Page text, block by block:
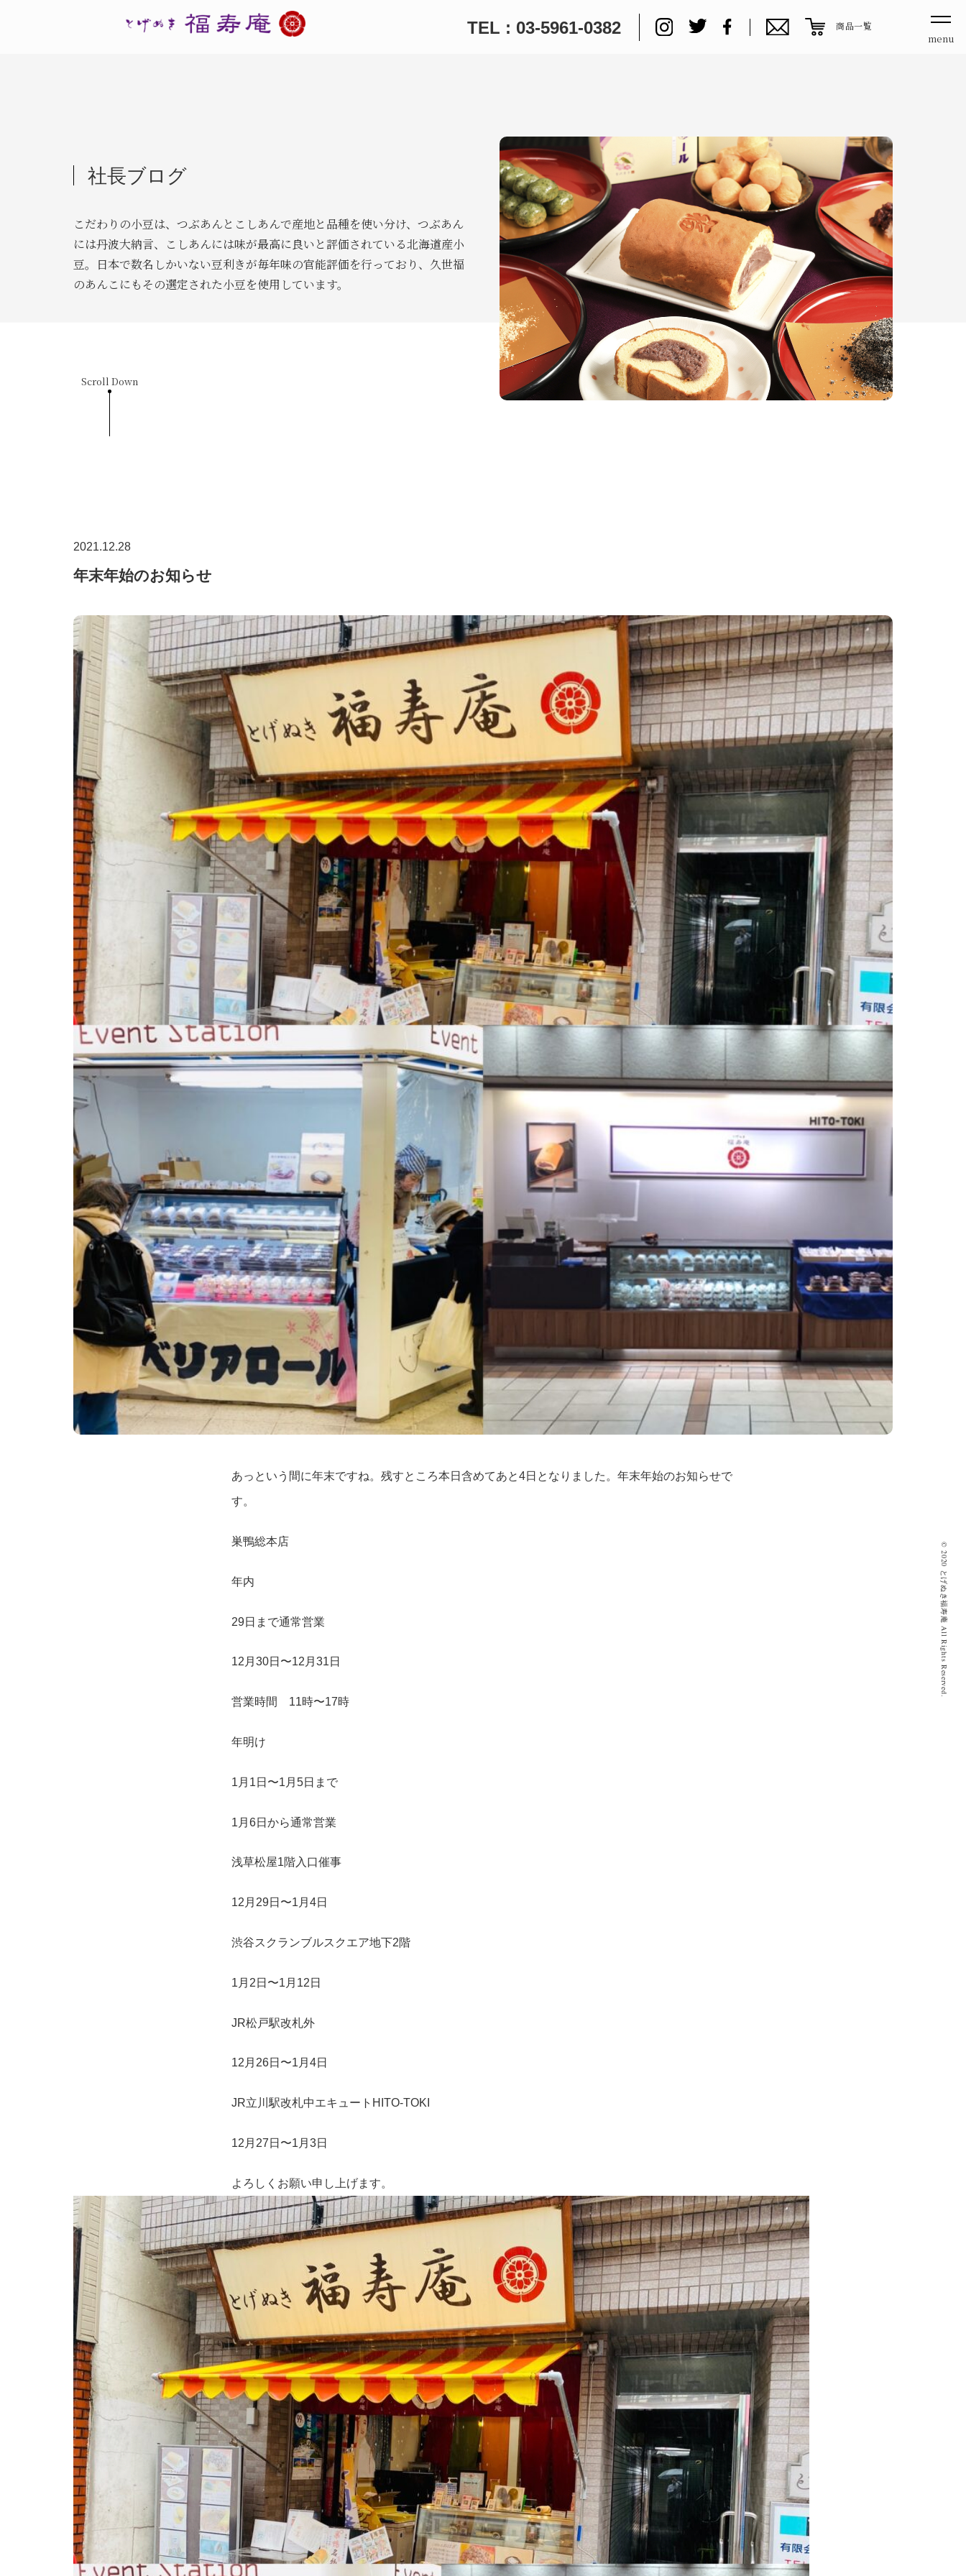
TEL : 03-5961-0382 商品一覧
menu
© 2020 とげぬき福寿庵 All Rights Reserved.
社長ブログ
こだわりの小豆は、つぶあんとこしあんで産地と品種を使い分け、つぶあん
には丹波大納言、こしあんには味が最高に良いと評価されている北海道産小
豆。日本で数名しかいない豆利きが毎年味の官能評価を行っており、久世福
のあんこにもその選定された小豆を使用しています。
Scroll Down
2021.12.28
年末年始のお知らせ
あっという間に年末ですね。残すところ本日含めてあと4日となりました。年末年始のお知らせで
す。
巣鴨総本店
年内
29日まで通常営業
12月30日〜12月31日
営業時間 11時〜17時
年明け
1月1日〜1月5日まで
1月6日から通常営業
浅草松屋1階入口催事
12月29日〜1月4日
渋谷スクランブルスクエア地下2階
1月2日〜1月12日
JR松戸駅改札外
12月26日〜1月4日
JR立川駅改札中エキュートHITO-TOKI
12月27日〜1月3日
よろしくお願い申し上げます。